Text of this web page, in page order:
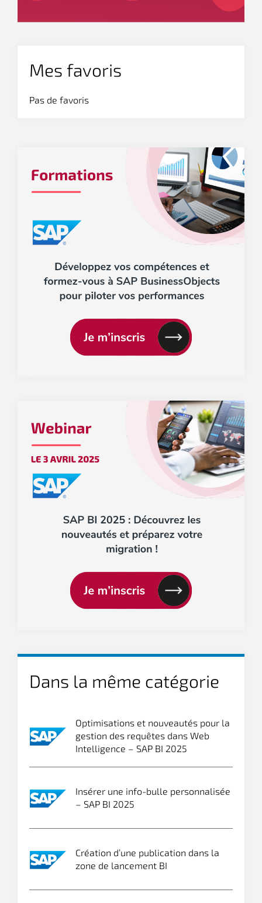
Mes favoris
Pas de favoris
Dans la même catégorie
Optimisations et nouveautés pour la
gestion des requêtes dans Web
Intelligence – SAP BI 2025
Insérer une info-bulle personnalisée
– SAP BI 2025
Création d’une publication dans la
zone de lancement BI